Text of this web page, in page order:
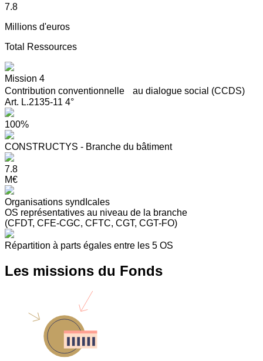
7.8
Millions d'euros
Total Ressources
Mission 4
Contribution conventionnelle au dialogue social (CCDS)
Art. L.2135-11 4°
100%
CONSTRUCTYS - Branche du bâtiment
7.8
M€
Organisations syndIcales
OS représentatives au niveau de la branche
(CFDT, CFE-CGC, CFTC, CGT, CGT-FO)
Répartition à parts égales entre les 5 OS
Les missions du Fonds